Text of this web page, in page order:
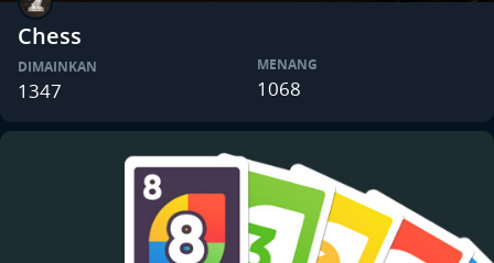
Chess
DIMAINKAN
1347
MENANG
1068